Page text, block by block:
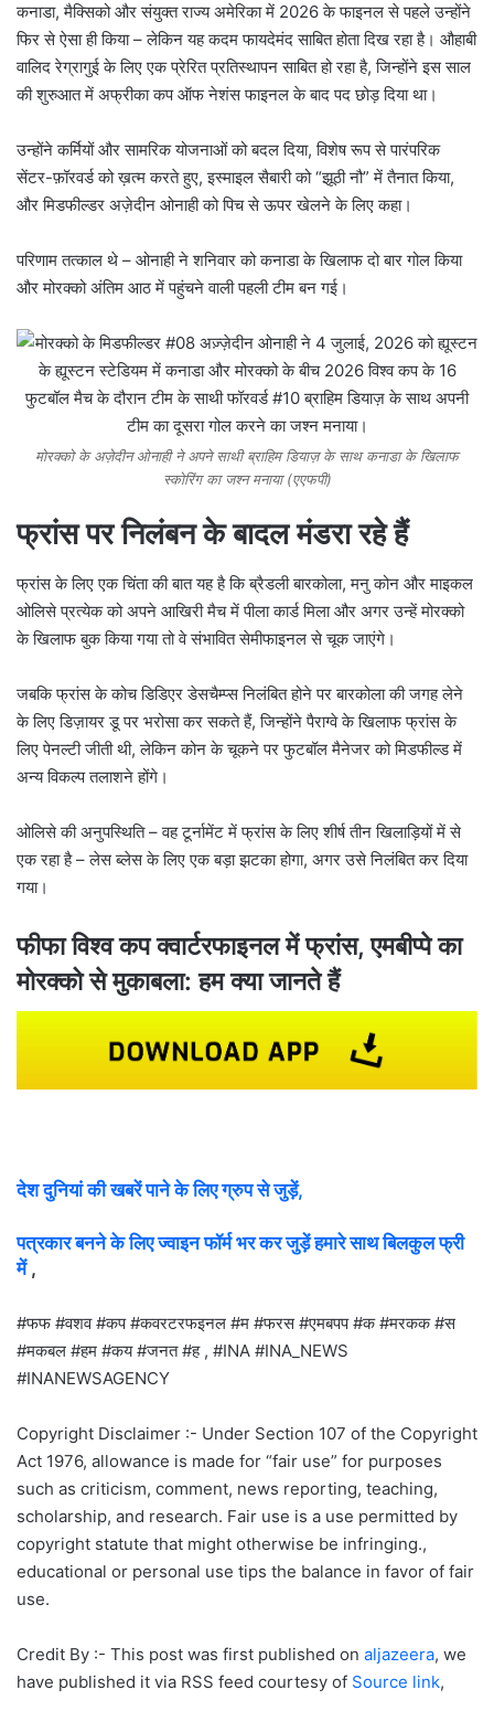
कनाडा, मैक्सिको और संयुक्त राज्य अमेरिका में 2026 के फाइनल से पहले उन्होंने
फिर से ऐसा ही किया – लेकिन यह कदम फायदेमंद साबित होता दिख रहा है। औहाबी
वालिद रेग्रागुई के लिए एक प्रेरित प्रतिस्थापन साबित हो रहा है, जिन्होंने इस साल
की शुरुआत में अफ्रीका कप ऑफ नेशंस फाइनल के बाद पद छोड़ दिया था।
उन्होंने कर्मियों और सामरिक योजनाओं को बदल दिया, विशेष रूप से पारंपरिक
सेंटर-फ़ॉरवर्ड को ख़त्म करते हुए, इस्माइल सैबारी को “झूठी नौ” में तैनात किया,
और मिडफील्डर अज़ेदीन ओनाही को पिच से ऊपर खेलने के लिए कहा।
परिणाम तत्काल थे – ओनाही ने शनिवार को कनाडा के खिलाफ दो बार गोल किया
और मोरक्को अंतिम आठ में पहुंचने वाली पहली टीम बन गई।
मोरक्को के अज़ेदीन ओनाही ने अपने साथी ब्राहिम डियाज़ के साथ कनाडा के खिलाफ
स्कोरिंग का जश्न मनाया (एएफपी)
फ्रांस पर निलंबन के बादल मंडरा रहे हैं
फ्रांस के लिए एक चिंता की बात यह है कि ब्रैडली बारकोला, मनु कोन और माइकल
ओलिसे प्रत्येक को अपने आखिरी मैच में पीला कार्ड मिला और अगर उन्हें मोरक्को
के खिलाफ बुक किया गया तो वे संभावित सेमीफाइनल से चूक जाएंगे।
जबकि फ्रांस के कोच डिडिएर डेसचैम्प्स निलंबित होने पर बारकोला की जगह लेने
के लिए डिज़ायर डू पर भरोसा कर सकते हैं, जिन्होंने पैराग्वे के खिलाफ फ्रांस के
लिए पेनल्टी जीती थी, लेकिन कोन के चूकने पर फुटबॉल मैनेजर को मिडफील्ड में
अन्य विकल्प तलाशने होंगे।
ओलिसे की अनुपस्थिति – वह टूर्नामेंट में फ्रांस के लिए शीर्ष तीन खिलाड़ियों में से
एक रहा है – लेस ब्लेस के लिए एक बड़ा झटका होगा, अगर उसे निलंबित कर दिया
गया।
फीफा विश्व कप क्वार्टरफाइनल में फ्रांस, एमबीप्पे का
मोरक्को से मुकाबला: हम क्या जानते हैं
देश दुनियां की खबरें पाने के लिए ग्रुप से जुड़ें,
पत्रकार बनने के लिए ज्वाइन फॉर्म भर कर जुड़ें हमारे साथ बिलकुल फ्री
में ,
#फफ #वशव #कप #कवरटरफइनल #म #फरस #एमबपप #क #मरकक #स
#मकबल #हम #कय #जनत #ह , #INA #INA_NEWS
#INANEWSAGENCY
Copyright Disclaimer :- Under Section 107 of the Copyright
Act 1976, allowance is made for “fair use” for purposes
such as criticism, comment, news reporting, teaching,
scholarship, and research. Fair use is a use permitted by
copyright statute that might otherwise be infringing.,
educational or personal use tips the balance in favor of fair
use.
Credit By :- This post was first published on aljazeera, we
have published it via RSS feed courtesy of Source link,